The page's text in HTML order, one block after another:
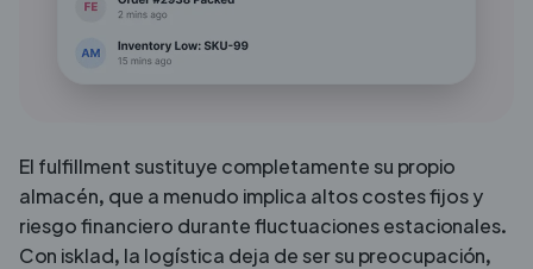
El fulfillment sustituye completamente su propio
almacén, que a menudo implica altos costes fijos y
riesgo financiero durante fluctuaciones estacionales.
Con isklad, la logística deja de ser su preocupación,